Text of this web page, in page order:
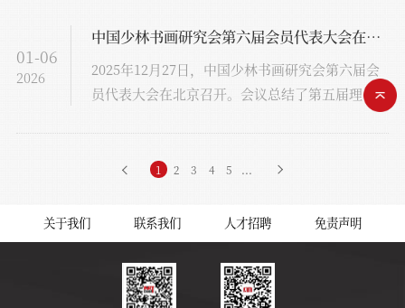
课堂——于卢浮宫真迹前感悟美学积淀，在金色大
的飞跃、创作灵感的迸发，与国际音乐教师近距
离学习、交流的机会。与古老的欧洲历史对话；
在世界舞台上锤炼的专业本领；以及多元文化中
01-06
2026
中国少林书画研究会第六届会员代表大会在京召开 杨守民当选会长
2025年12月27日，中国少林书画研究会第六届会
员代表大会在北京召开。会议总结了第五届理事
会工作，科学谋划未来发展，并顺利完成换届选
1 2 3 4 5 ...
关于我们 联系我们 人才招聘 免责声明